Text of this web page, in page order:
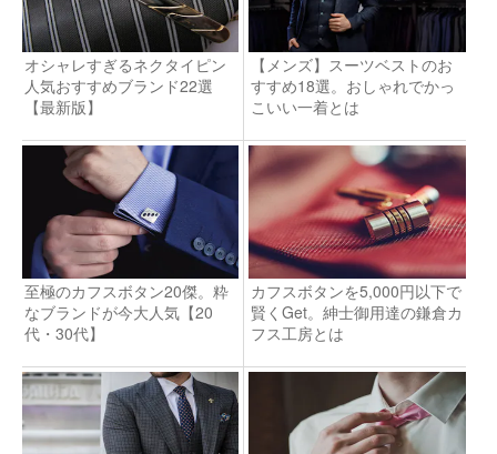
オシャレすぎるネクタイピン
人気おすすめブランド22選
【最新版】
【メンズ】スーツベストのお
すすめ18選。おしゃれでかっ
こいい一着とは
至極のカフスボタン20傑。粋
なブランドが今大人気【20
代・30代】
カフスボタンを5,000円以下で
賢くGet。紳士御用達の鎌倉カ
フス工房とは